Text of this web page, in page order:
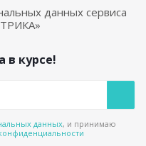
данных сервиса
в курсе!
данных, и принимаю